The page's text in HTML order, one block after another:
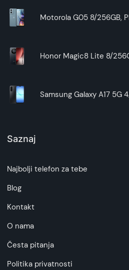
Motorola G05 8/256GB,
Honor Magic8 Lite 8/
Samsung Galaxy A17 5G
Saznaj
Najbolji telefon za tebe
Blog
Kontakt
O nama
Česta pitanja
Politika privatnosti